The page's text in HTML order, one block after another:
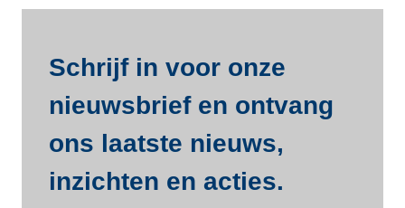
Schrijf in voor onze
nieuwsbrief en ontvang
ons laatste nieuws,
inzichten en acties.